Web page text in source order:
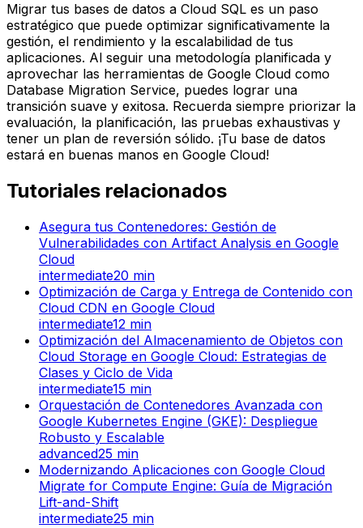
Migrar tus bases de datos a Cloud SQL es un paso
estratégico que puede optimizar significativamente la
gestión, el rendimiento y la escalabilidad de tus
aplicaciones. Al seguir una metodología planificada y
aprovechar las herramientas de Google Cloud como
Database Migration Service, puedes lograr una
transición suave y exitosa. Recuerda siempre priorizar la
evaluación, la planificación, las pruebas exhaustivas y
tener un plan de reversión sólido. ¡Tu base de datos
estará en buenas manos en Google Cloud!
Tutoriales relacionados
Asegura tus Contenedores: Gestión de
Vulnerabilidades con Artifact Analysis en Google
Cloud
intermediate20 min
Optimización de Carga y Entrega de Contenido con
Cloud CDN en Google Cloud
intermediate12 min
Optimización del Almacenamiento de Objetos con
Cloud Storage en Google Cloud: Estrategias de
Clases y Ciclo de Vida
intermediate15 min
Orquestación de Contenedores Avanzada con
Google Kubernetes Engine (GKE): Despliegue
Robusto y Escalable
advanced25 min
Modernizando Aplicaciones con Google Cloud
Migrate for Compute Engine: Guía de Migración
Lift-and-Shift
intermediate25 min